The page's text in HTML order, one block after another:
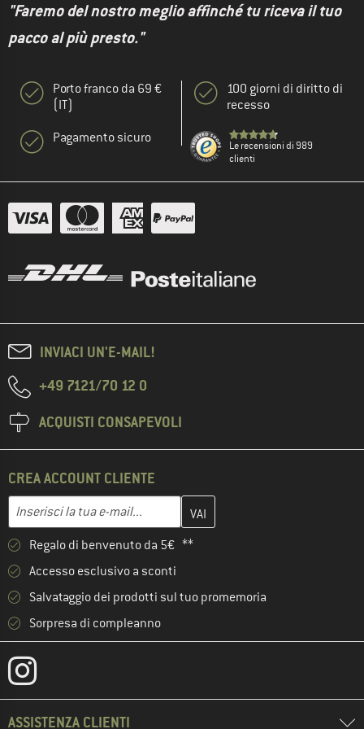
"Faremo del nostro meglio affinché tu riceva il tuo
pacco al più presto."
Porto franco da 69 €
(IT)
Pagamento sicuro
100 giorni di diritto di
recesso
Le recensioni di 989
clienti
INVIACI UN'E-MAIL!
+49 7121/70 12 0
ACQUISTI CONSAPEVOLI
CREA ACCOUNT CLIENTE
Indirizzo e-mail
Inserisci qui il tuo indirizzo e-mail e crea il tuo account cliente
Regalo di benvenuto da 5€ **
Accesso esclusivo a sconti
Salvataggio dei prodotti sul tuo promemoria
Sorpresa di compleanno
ASSISTENZA CLIENTI